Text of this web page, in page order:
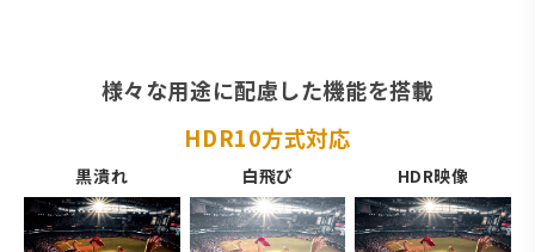
様々な用途に配慮した機能を搭載
HDR10方式対応
黒潰れ 白飛び HDR映像